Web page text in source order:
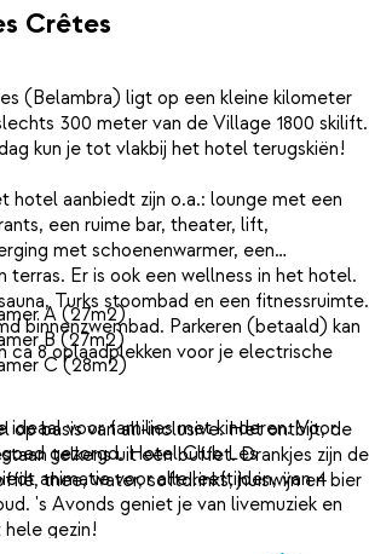
Crêtes
(Belambra) ligt op een kleine kilometer
300 meter van de Village 1800 skilift.
kun je tot vlakbij het hotel terugskiën!
hotel aanbiedt zijn o.a.: lounge met een
een ruime bar, theater, lift,
met schoenenwarmer, een
terras. Er is ook een wellness in het hotel.
Turks stoombad en een fitnessruimte.
binnenzwembad. Parkeren (betaald) kan
ca 8 oplaadplekken voor je electrische
ideaal voor families met kinderen. Voor
gezorgd. Hotel Club Les
animatie voor alle leeftijden, van 4
's Avonds geniet je van livemuziek en
hele gezin!
A (27m2)
B (27m2)
C (28m2)
op basis van all-inclusive. Het ontbijt, de
telkens uit een buffet. Drankjes zijn de
thee, water, softdrinks, huiswijn en bier